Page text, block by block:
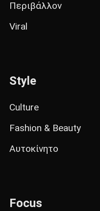
Περιβάλλον
Viral
Style
Culture
Fashion & Beauty
Αυτοκίνητο
Focus